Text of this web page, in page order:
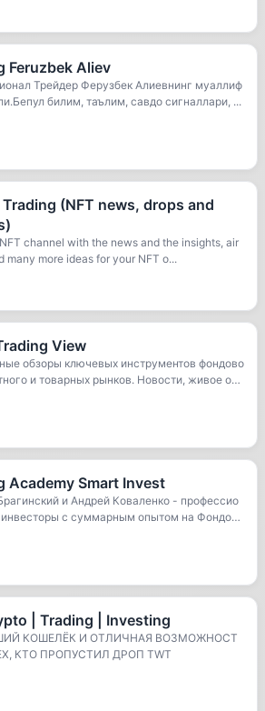
Feruzbek Aliev
Трейдер Ферузбек Aлиевнинг муаллиф
билим, таълим, савдо сигналлари, ...
Trading (NFT news, drops and
channel with the news and the insights, air
many more ideas for your NFT o...
View
обзоры ключевых инструментов фондово
и товарных рынков. Новости, живое о
Academy Smart Invest
и Андрей Коваленко - профессио
с суммарным опытом на Фондово
| Trading | Investing
КОШЕЛЁК И ОТЛИЧНАЯ ВОЗМОЖНОСТ
КТО ПРОПУСТИЛ ДРОП TWT